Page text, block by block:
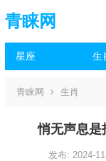
青睐网
星座 生
青睐网 生肖
悄无声息是
发布: 2024-